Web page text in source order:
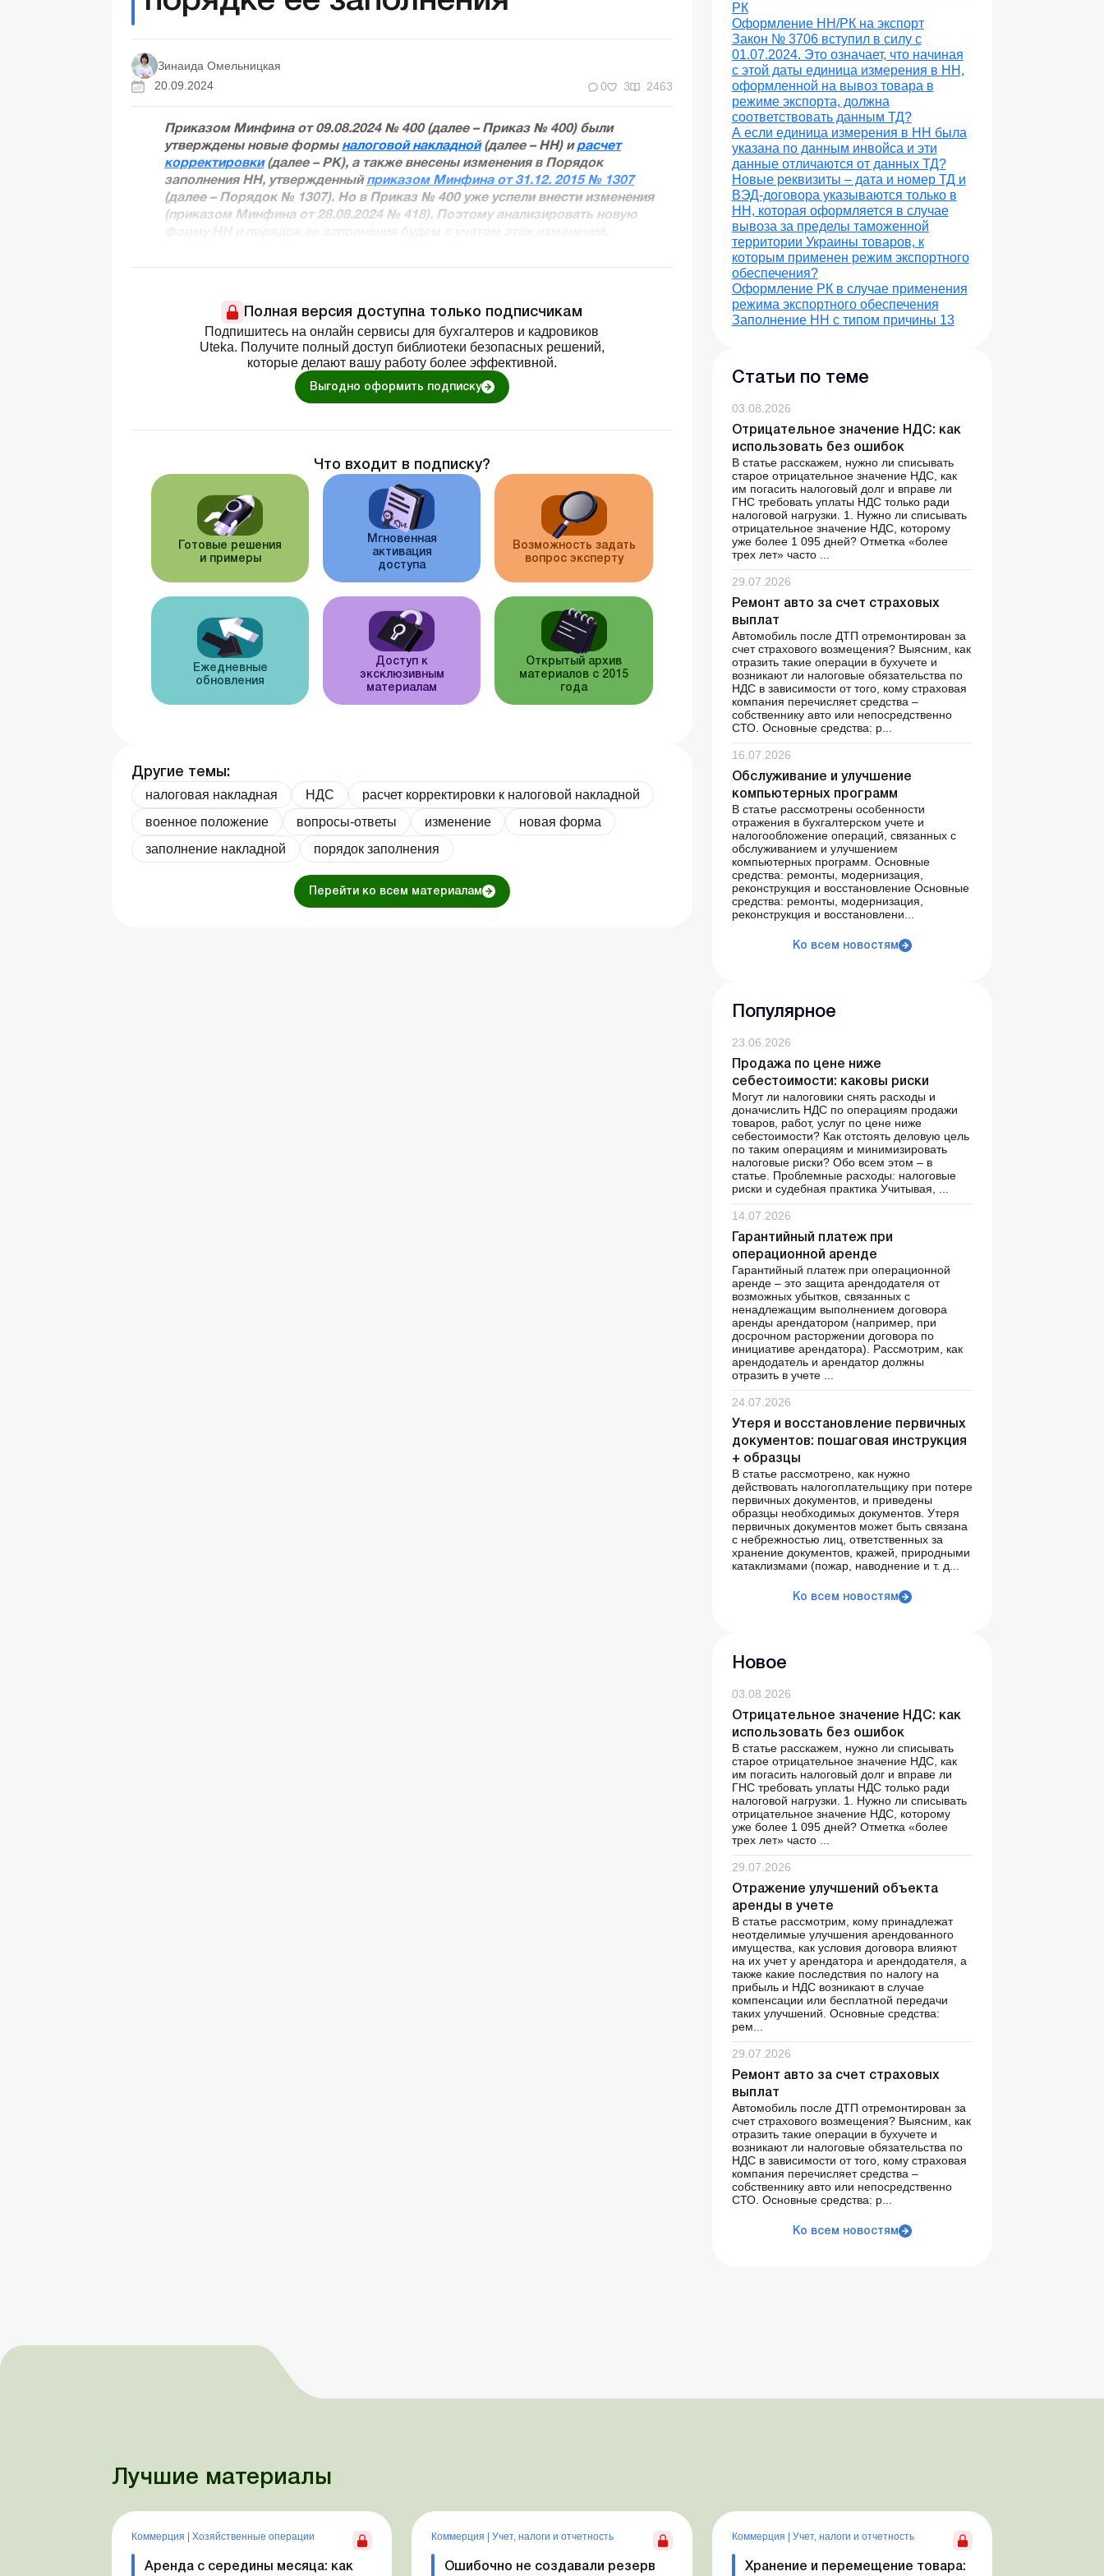
Зинаида Омельницкая
20.09.2024
0 3 2463
Приказом Минфина от 09.08.2024 № 400 (далее – Приказ № 400) были
утверждены новые формы налоговой накладной(далее – НН) и расчет
корректировки(далее – РК), а также внесены изменения в Порядок
заполнения НН, утвержденный приказом Минфина от 31.12. 2015 № 1307
(далее – Порядок № 1307). Но в Приказ № 400 уже успели внести изменения
(приказом Минфина от 28.08.2024 № 418). Поэтому анализировать новую
Полная версия доступна только подписчикам
Подпишитесь на онлайн сервисы для бухгалтеров и кадровиков
Uteka. Получите полный доступ библиотеки безопасных решений,
которые делают вашу работу более эффективной.
Выгодно оформить подписку
Что входит в подписку?
Готовые решения
и примеры
Мгновенная
активация
доступа
Возможность задать
вопрос эксперту
Ежедневные
обновления
Доступ к
эксклюзивным
материалам
Открытый архив
материалов с 2015
года
Другие темы:
налоговая накладная НДС
расчет корректировки к налоговой накладной
военное положение
вопросы-ответы изменение
новая форма
заполнение накладной
порядок заполнения
Перейти ко всем материалам
РК
Оформление НН/РК на экспорт
Закон № 3706 вступил в силу с
01.07.2024. Это означает, что начиная
с этой даты единица измерения в НН,
оформленной на вывоз товара в
режиме экспорта, должна
соответствовать данным ТД?
А если единица измерения в НН была
указана по данным инвойса и эти
данные отличаются от данных ТД?
Новые реквизиты – дата и номер ТД и
ВЭД-договора указываются только в
НН, которая оформляется в случае
вывоза за пределы таможенной
территории Украины товаров, к
которым применен режим экспортного
обеспечения?
Оформление РК в случае применения
режима экспортного обеспечения
Заполнение НН с типом причины 13
Статьи по теме
03.08.2026
Отрицательное значение НДС: как
использовать без ошибок
В статье расскажем, нужно ли списывать
старое отрицательное значение НДС, как
им погасить налоговый долг и вправе ли
ГНС требовать уплаты НДС только ради
налоговой нагрузки. 1. Нужно ли списывать
отрицательное значение НДС, которому
уже более 1 095 дней? Отметка «более
трех лет» часто ...
29.07.2026
Ремонт авто за счет страховых
выплат
Автомобиль после ДТП отремонтирован за
счет страхового возмещения? Выясним, как
отразить такие операции в бухучете и
возникают ли налоговые обязательства по
НДС в зависимости от того, кому страховая
компания перечисляет средства –
собственнику авто или непосредственно
СТО. Основные средства: р...
16.07.2026
Обслуживание и улучшение
компьютерных программ
В статье рассмотрены особенности
отражения в бухгалтерском учете и
налогообложение операций, связанных с
обслуживанием и улучшением
компьютерных программ. Основные
средства: ремонты, модернизация,
реконструкция и восстановление Основные
средства: ремонты, модернизация,
реконструкция и восстановлени...
Ко всем новостям
Популярное
23.06.2026
Продажа по цене ниже
себестоимости: каковы риски
Могут ли налоговики снять расходы и
доначислить НДС по операциям продажи
товаров, работ, услуг по цене ниже
себестоимости? Как отстоять деловую цель
по таким операциям и минимизировать
налоговые риски? Обо всем этом – в
статье. Проблемные расходы: налоговые
риски и судебная практика Учитывая, ...
14.07.2026
Гарантийный платеж при
операционной аренде
Гарантийный платеж при операционной
аренде – это защита арендодателя от
возможных убытков, связанных с
ненадлежащим выполнением договора
аренды арендатором (например, при
досрочном расторжении договора по
инициативе арендатора). Рассмотрим, как
арендодатель и арендатор должны
отразить в учете ...
24.07.2026
Утеря и восстановление первичных
документов: пошаговая инструкция
+ образцы
В статье рассмотрено, как нужно
действовать налогоплательщику при потере
первичных документов, и приведены
образцы необходимых документов. Утеря
первичных документов может быть связана
с небрежностью лиц, ответственных за
хранение документов, кражей, природными
катаклизмами (пожар, наводнение и т. д...
Ко всем новостям
Новое
03.08.2026
Отрицательное значение НДС: как
использовать без ошибок
В статье расскажем, нужно ли списывать
старое отрицательное значение НДС, как
им погасить налоговый долг и вправе ли
ГНС требовать уплаты НДС только ради
налоговой нагрузки. 1. Нужно ли списывать
отрицательное значение НДС, которому
уже более 1 095 дней? Отметка «более
трех лет» часто ...
29.07.2026
Отражение улучшений объекта
аренды в учете
В статье рассмотрим, кому принадлежат
неотделимые улучшения арендованного
имущества, как условия договора влияют
на их учет у арендатора и арендодателя, а
также какие последствия по налогу на
прибыль и НДС возникают в случае
компенсации или бесплатной передачи
таких улучшений. Основные средства:
рем...
29.07.2026
Ремонт авто за счет страховых
выплат
Автомобиль после ДТП отремонтирован за
счет страхового возмещения? Выясним, как
отразить такие операции в бухучете и
возникают ли налоговые обязательства по
НДС в зависимости от того, кому страховая
компания перечисляет средства –
собственнику авто или непосредственно
СТО. Основные средства: р...
Ко всем новостям
Лучшие материалы
Коммерция Хозяйственные операции
Аренда с середины месяца: как
Коммерция Учет, налоги и отчетность
Ошибочно не создавали резерв
Коммерция Учет, налоги и отчетность
Хранение и перемещение товара: